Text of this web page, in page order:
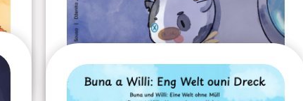
Je veux devenir
astronaute